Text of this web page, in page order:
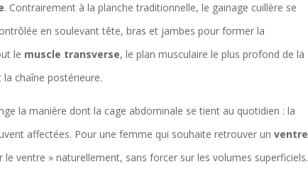
. Contrairement à la planche traditionnelle, le gainage cuillère se
en soulevant tête, bras et jambes pour former la
le muscle transverse, le plan musculaire le plus profond de la
chaîne postérieure.
la manière dont la cage abdominale se tient au quotidien : la
affectées. Pour une femme qui souhaite retrouver unventre
ventre » naturellement, sans forcer sur les volumes superficiels.